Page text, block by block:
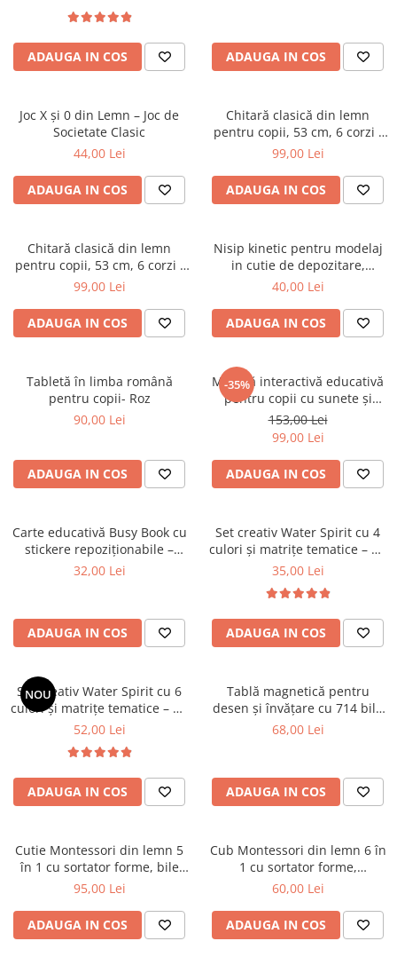
ADAUGA IN COS ADAUGA IN COS
Joc X și 0 din Lemn – Joc de
Societate Clasic
44,00 Lei
ADAUGA IN COS
Chitară clasică din lemn
pentru copii, 53 cm, 6 corzi -
Alb
99,00 Lei
ADAUGA IN COS
Chitară clasică din lemn
pentru copii, 53 cm, 6 corzi -
Roșu
99,00 Lei
ADAUGA IN COS
Nisip kinetic pentru modelaj
in cutie de depozitare,
multiple culori
40,00 Lei
ADAUGA IN COS
Tabletă în limba română
pentru copii- Roz
90,00 Lei
ADAUGA IN COS
-35%
Măsuță interactivă educativă
pentru copii cu sunete și
activități multifuncționale
153,00 Lei
99,00 Lei
ADAUGA IN COS
Carte educativă Busy Book cu
stickere repoziționabile –
Asocieri de meserii
32,00 Lei
ADAUGA IN COS
Set creativ Water Spirit cu 4
culori și matrițe tematice – Kit
pentru figurine gelatinoase
35,00 Lei
ADAUGA IN COS
NOU
Set creativ Water Spirit cu 6
culori și matrițe tematice – Kit
pentru figurine gelatinoase
52,00 Lei
ADAUGA IN COS
Tablă magnetică pentru
desen și învățare cu 714 bile
magnetice și stilou special
68,00 Lei
ADAUGA IN COS
Cutie Montessori din lemn 5
în 1 cu sortator forme, bile
colorate și joc de potrivire
95,00 Lei
ADAUGA IN COS
Cub Montessori din lemn 6 în
1 cu sortator forme,
angrenaje și activități
60,00 Lei
ADAUGA IN COS